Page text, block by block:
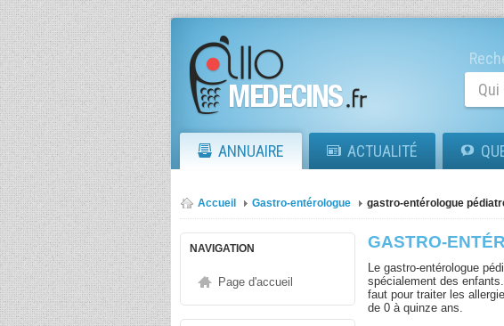
ANNUAIRE ACTUALITÉ
Accueil Gastro-entérologue gastro-entérologue
NAVIGATION
Page d'accueil
GASTRO-
Le gastro-entérologue
spécialement des
faut pour traiter les
de 0 à quinze ans.